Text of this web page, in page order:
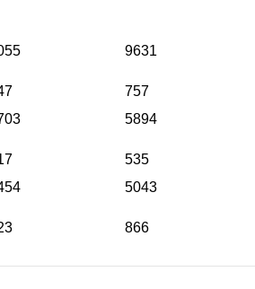
9631
757
5894
535
5043
866